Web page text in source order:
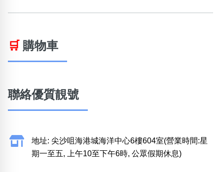
🛒 購物車
聯絡優質靚號
地址: 尖沙咀海港城海洋中心6樓604室(營業時間:星
期一至五, 上午10至下午6時, 公眾假期休息)